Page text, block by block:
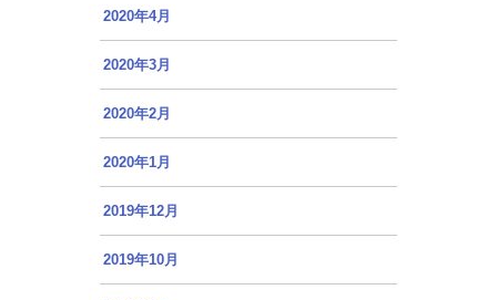
2020年4月
2020年3月
2020年2月
2020年1月
2019年12月
2019年10月